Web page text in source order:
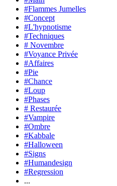
#Flammes Jumelles
#Concept
#L'hypnotisme
#Techniques
# Novembre
#Voyance Privée
#Affaires
#Pie
#Chance
#Loup
#Phases
# Restaurée
#Vampire
#Ombre
#Kabbale
#Halloween
#Signs
#Humandesign
#Regression
...